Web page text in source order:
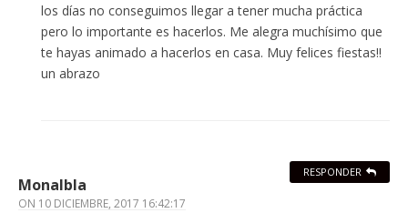
los días no conseguimos llegar a tener mucha práctica
pero lo importante es hacerlos. Me alegra muchísimo que
te hayas animado a hacerlos en casa. Muy felices fiestas!!
un abrazo
Monalbla
ON 10 DICIEMBRE, 2017 16:42:17
RESPONDER